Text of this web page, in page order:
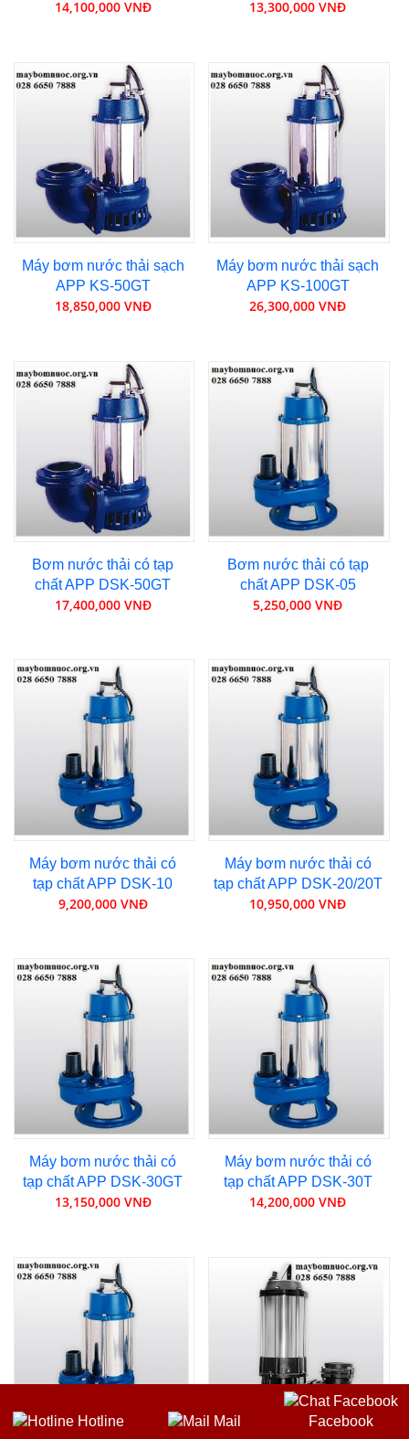
Hotline Mail Facebook
14,100,000 VNĐ 13,300,000 VNĐ
Máy bơm nước thải sạch
APP KS-50GT
18,850,000 VNĐ
Máy bơm nước thải sạch
APP KS-100GT
26,300,000 VNĐ
Bơm nước thải có tạp
chất APP DSK-50GT
17,400,000 VNĐ
Bơm nước thải có tạp
chất APP DSK-05
5,250,000 VNĐ
Máy bơm nước thải có
tạp chất APP DSK-10
9,200,000 VNĐ
Máy bơm nước thải có
tạp chất APP DSK-20/20T
10,950,000 VNĐ
Máy bơm nước thải có
tạp chất APP DSK-30GT
13,150,000 VNĐ
Máy bơm nước thải có
tạp chất APP DSK-30T
14,200,000 VNĐ